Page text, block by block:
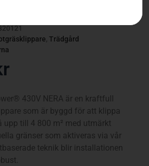
, Trädgård
430V NERA är en kraftfull
som är byggd för att klippa
upp till 4 800 m² med utmärkt
gränser som aktiveras via vår
teknik blir installationen